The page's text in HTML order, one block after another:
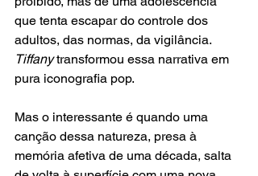
que tenta escapar do controle dos
adultos, das normas, da vigilância.
Tiffany transformou essa narrativa em
pura iconografia pop.
Mas o interessante é quando uma
canção dessa natureza, presa à
memória afetiva de uma década, salta